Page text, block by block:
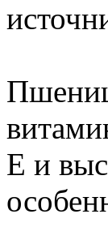
Е и